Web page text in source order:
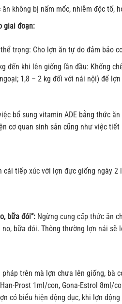
không bị nấm mốc, nhiễm độc tố,
giai đoạn:
trọng: Cho lợn ăn tự do đảm bảo
đến khi lên giống lần đầu: Khống
1,8 – 2 kg đối với nái nội) để
bổ sung vitamin ADE bằng thức
cơ quan sinh sản cũng như việc
cái tiếp xúc với lợn đực giống ngày
bữa đói”:Ngừng cung cấp thức ăn
bữa đói. Thông thường lợn nái sẽ
trên mà lợn chưa lên giống,
Prost 1ml/con, Gona-Estrol 8ml/
có biểu hiện động dục, khi lợn